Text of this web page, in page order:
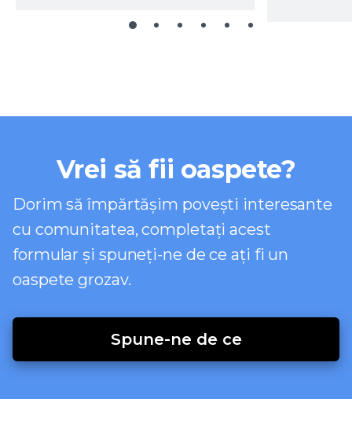
Vrei să fii oaspete?
Dorim să împărtășim povești interesante
cu comunitatea, completați acest
formular și spuneți-ne de ce ați fi un
oaspete grozav.
Spune-ne de ce